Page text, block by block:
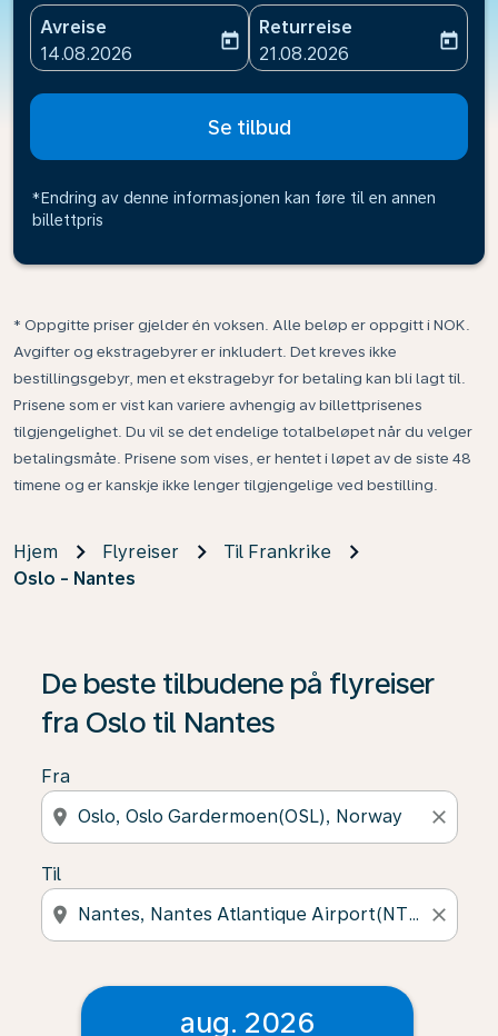
Avreise
fc-booking-departure-date-aria-label
14.08.2026
today
Returreise
fc-booking-return-date-
21.08.2026
today
Se tilbud
*Endring av denne informasjonen kan føre til en annen
billettpris
* Oppgitte priser gjelder én voksen. Alle beløp er oppgitt i NOK.
Avgifter og ekstragebyrer er inkludert. Det kreves ikke
bestillingsgebyr, men et ekstragebyr for betaling kan bli lagt til.
Prisene som er vist kan variere avhengig av billettprisenes
tilgjengelighet. Du vil se det endelige totalbeløpet når du velger
betalingsmåte. Prisene som vises, er hentet i løpet av de siste 48
timene og er kanskje ikke lenger tilgjengelige ved bestilling.
Hjem Flyreiser
Til Frankrike
Oslo - Nantes
De beste tilbudene på flyreiser
fra Oslo til Nantes
Fra
location_on close
Til
location_on close
aug. 2026